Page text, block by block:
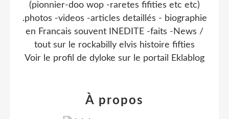
(pionnier-doo wop -raretes fifities etc etc)
.photos -videos -articles detaillés - biographie
en Francais souvent INEDITE -faits -News /
tout sur le rockabilly elvis histoire fifties
Voir le profil de dyloke sur le portail Eklablog
À propos